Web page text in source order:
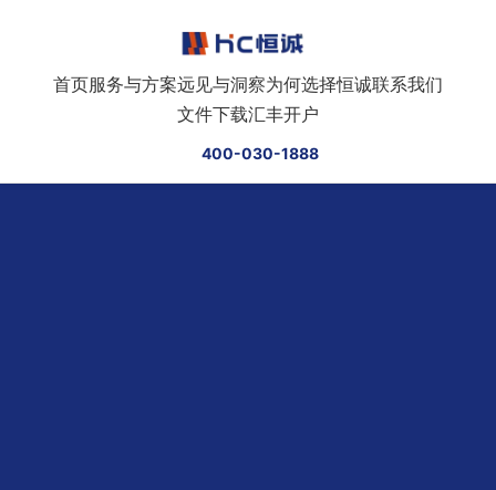
首页服务与方案远见与洞察为何选择恒诚联系我们
文件下载汇丰开户
400-030-1888